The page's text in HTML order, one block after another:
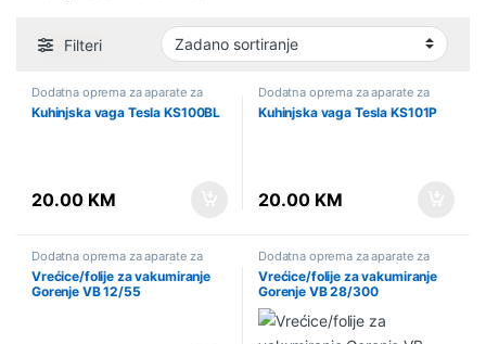
Filteri
Dodatna oprema za aparate za
pripremu hrane Kuhinjske vage,
Mali kućanski aparati,Sniženo
Kuhinjska vaga Tesla KS100BL
20.00 KM
Dodatna oprema za aparate za
pripremu hrane Kuhinjske vage
Mali kućanski aparati,Sniženo
Kuhinjska vaga Tesla KS101P
20.00 KM
Dodatna oprema za aparate za
pripremu hrane Mali kućanski
aparati,Sniženo
Vrećice/folije za vakumiranje
Gorenje VB 12/55
Dodatna oprema za aparate za
pripremu hrane Mali kućanski
aparati,Sniženo
Vrećice/folije za vakumiranje
Gorenje VB 28/300